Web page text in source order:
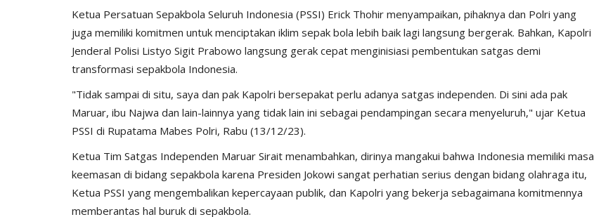
Ketua Persatuan Sepakbola Seluruh Indonesia (PSSI) Erick Thohir menyampaikan, pihaknya dan Polri yang
juga memiliki komitmen untuk menciptakan iklim sepak bola lebih baik lagi langsung bergerak. Bahkan, Kapolri
Jenderal Polisi Listyo Sigit Prabowo langsung gerak cepat menginisiasi pembentukan satgas demi
transformasi sepakbola Indonesia.
"Tidak sampai di situ, saya dan pak Kapolri bersepakat perlu adanya satgas independen. Di sini ada pak
Maruar, ibu Najwa dan lain-lainnya yang tidak lain ini sebagai pendampingan secara menyeluruh," ujar Ketua
PSSI di Rupatama Mabes Polri, Rabu (13/12/23).
Ketua Tim Satgas Independen Maruar Sirait menambahkan, dirinya mangakui bahwa Indonesia memiliki masa
keemasan di bidang sepakbola karena Presiden Jokowi sangat perhatian serius dengan bidang olahraga itu,
Ketua PSSI yang mengembalikan kepercayaan publik, dan Kapolri yang bekerja sebagaimana komitmennya
memberantas hal buruk di sepakbola.